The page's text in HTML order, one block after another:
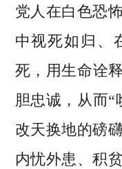
党人在白色恐
中视死如归、
死，用生命诠
胆忠诚，从而“
改天换地的磅
内忧外患、积